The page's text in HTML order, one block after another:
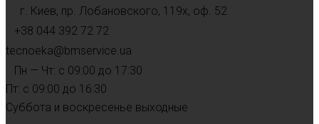
г. Киев, пр. Лобановского, 119х, оф. 52
+38 044 392 72 72
tecnoeka@bmservice.ua
Пн — Чт: с 09:00 до 17:30
Пт: с 09:00 до 16:30
Суббота и воскресенье выходные